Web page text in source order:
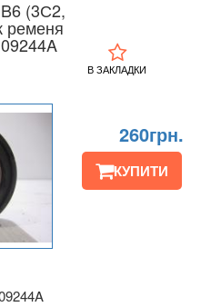
keyboard_arrow_down
keyboard_arrow_down
(3С2,
ременя
260грн.
КУПИТИ
В ЗАКЛАДКИ